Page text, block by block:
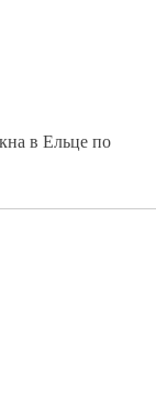
в Ельце по